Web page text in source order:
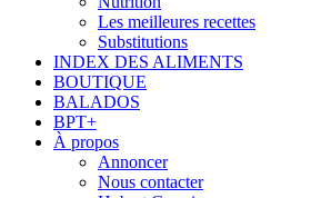
Les meilleures recettes
Substitutions
INDEX DES ALIMENTS
BOUTIQUE
BALADOS
BPT+
À propos
Annoncer
Nous contacter